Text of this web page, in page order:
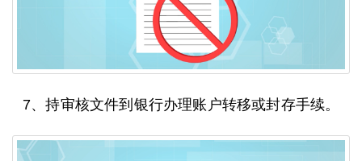
7、持审核文件到银行办理账户转移或封存手续。